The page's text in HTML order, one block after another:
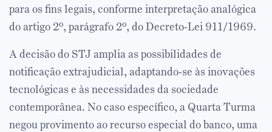
para os fins legais, conforme interpretação analógica
do artigo 2º, parágrafo 2º, do Decreto-Lei 911/1969.
A decisão do STJ amplia as possibilidades de
notificação extrajudicial, adaptando-se às inovações
tecnológicas e às necessidades da sociedade
contemporânea. No caso específico, a Quarta Turma
negou provimento ao recurso especial do banco, uma